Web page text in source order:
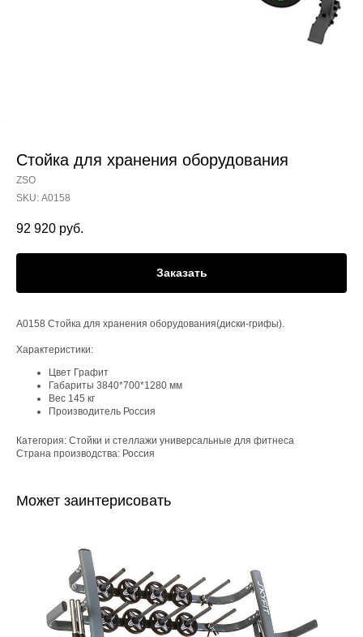
Стойка для хранения оборудования
ZSO
SKU: А0158
92 920 руб.
Заказать
А0158 Стойка для хранения оборудования(диски-грифы).
Характеристики:
Цвет Графит
Габариты 3840*700*1280 мм
Вес 145 кг
Производитель Россия
Категория: Стойки и стеллажи универсальные для фитнеса
Страна производства: Россия
Может заинтерисовать